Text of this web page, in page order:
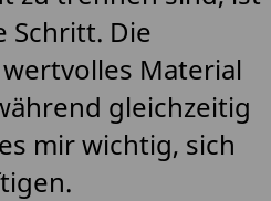
Schritt. Die
Material
gleichzeitig
mir wichtig, sich